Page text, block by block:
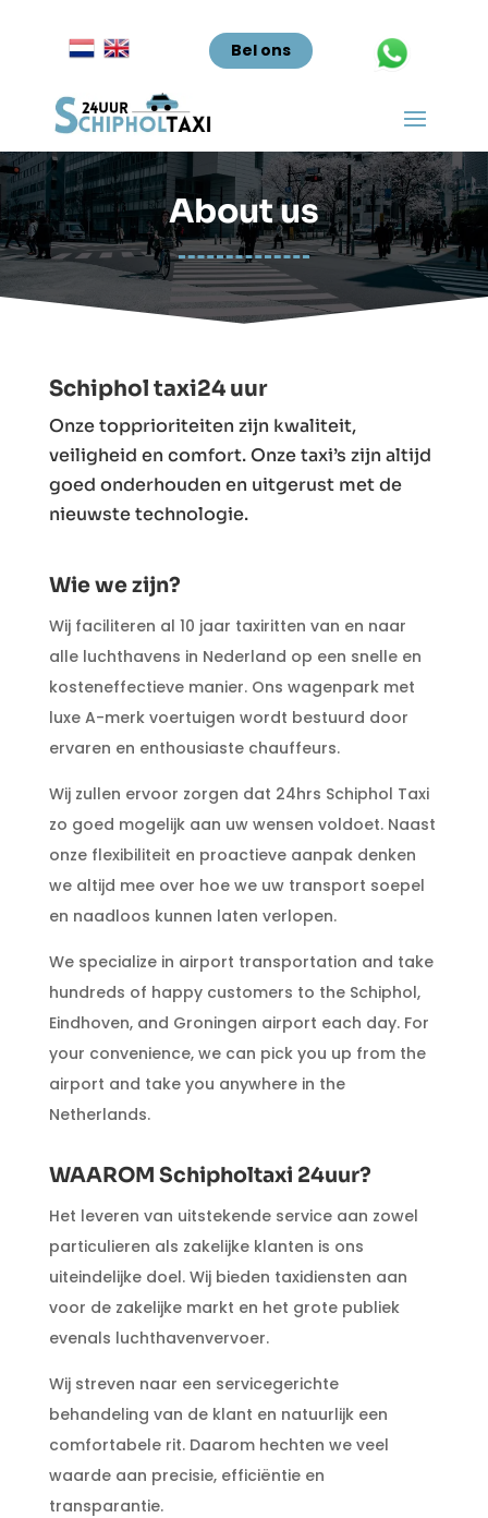
Bel ons
About us
Schiphol taxi24 uur
Onze topprioriteiten zijn kwaliteit,
veiligheid en comfort. Onze taxi’s zijn altijd
goed onderhouden en uitgerust met de
nieuwste technologie.
Wie we zijn?
Wij faciliteren al 10 jaar taxiritten van en naar
alle luchthavens in Nederland op een snelle en
kosteneffectieve manier. Ons wagenpark met
luxe A-merk voertuigen wordt bestuurd door
ervaren en enthousiaste chauffeurs.
Wij zullen ervoor zorgen dat 24hrs Schiphol Taxi
zo goed mogelijk aan uw wensen voldoet. Naast
onze flexibiliteit en proactieve aanpak denken
we altijd mee over hoe we uw transport soepel
en naadloos kunnen laten verlopen.
We specialize in airport transportation and take
hundreds of happy customers to the Schiphol,
Eindhoven, and Groningen airport each day. For
your convenience, we can pick you up from the
airport and take you anywhere in the
Netherlands.
WAAROM Schipholtaxi 24uur?
Het leveren van uitstekende service aan zowel
particulieren als zakelijke klanten is ons
uiteindelijke doel. Wij bieden taxidiensten aan
voor de zakelijke markt en het grote publiek
evenals luchthavenvervoer.
Wij streven naar een servicegerichte
behandeling van de klant en natuurlijk een
comfortabele rit. Daarom hechten we veel
waarde aan precisie, efficiëntie en
transparantie.